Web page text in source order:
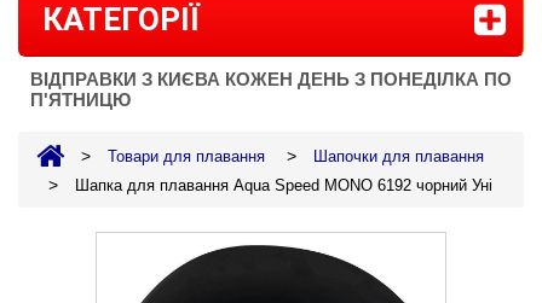
КАТЕГОРІЇ
ВІДПРАВКИ З КИЄВА КОЖЕН ДЕНЬ З ПОНЕДІЛКА ПО
П'ЯТНИЦЮ
> Товари для плавання > Шапочки для плавання
> Шапка для плавання Aqua Speed MONO 6192 чорний Уні